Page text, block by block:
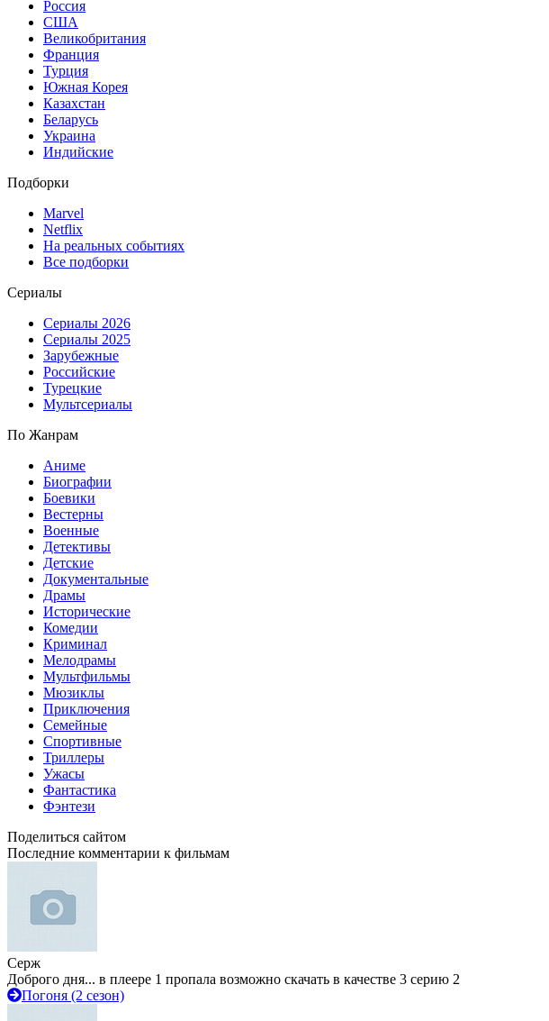
Россия
США
Великобритания
Франция
Турция
Южная Корея
Казахстан
Беларусь
Украина
Индийские
Подборки
Marvel
Netflix
На реальных событиях
Все подборки
Сериалы
Сериалы 2026
Сериалы 2025
Зарубежные
Российские
Турецкие
Мультсериалы
По Жанрам
Аниме
Биографии
Боевики
Вестерны
Военные
Детективы
Детские
Документальные
Драмы
Исторические
Комедии
Криминал
Мелодрамы
Мультфильмы
Мюзиклы
Приключения
Семейные
Спортивные
Триллеры
Ужасы
Фантастика
Фэнтези
Поделиться сайтом
Последние комментарии к фильмам
Серж
Доброго дня... в плеере 1 пропала возможно скачать в качестве 3 серию 2
Погоня (2 сезон)